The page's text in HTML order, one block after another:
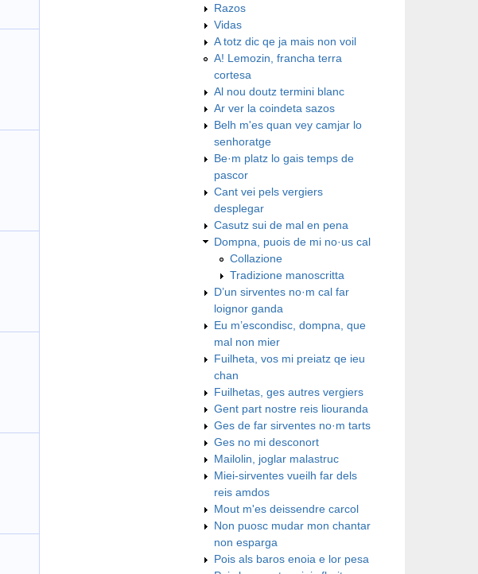
Razos
Vidas
A totz dic qe ja mais non voil
A! Lemozin, francha terra
cortesa
Al nou doutz termini blanc
Ar ver la coindeta sazos
Belh m'es quan vey camjar lo
senhoratge
Be·m platz lo gais temps de
pascor
Cant vei pels vergiers
desplegar
Casutz sui de mal en pena
Dompna, puois de mi no·us cal
Collazione
Tradizione manoscritta
D’un sirventes no·m cal far
loignor ganda
Eu m’escondisc, dompna, que
mal non mier
Fuilheta, vos mi preiatz qe ieu
chan
Fuilhetas, ges autres vergiers
Gent part nostre reis liouranda
Ges de far sirventes no·m tarts
Ges no mi desconort
Mailolin, joglar malastruc
Miei-sirventes vueilh far dels
reis amdos
Mout m'es deissendre carcol
Non puosc mudar mon chantar
non esparga
Pois als baros enoia e lor pesa